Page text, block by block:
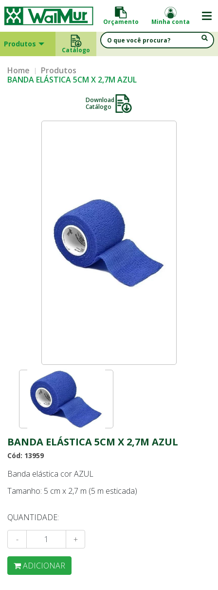
Orçamento Minha conta
Produtos
Catálogo
Home
Produtos
BANDA ELÁSTICA 5CM X 2,7M AZUL
Download
Catálogo
BANDA ELÁSTICA 5CM X 2,7M AZUL
Cód: 13959
Banda elástica cor AZUL
Tamanho: 5 cm x 2,7 m (5 m esticada)
QUANTIDADE:
- +
ADICIONAR